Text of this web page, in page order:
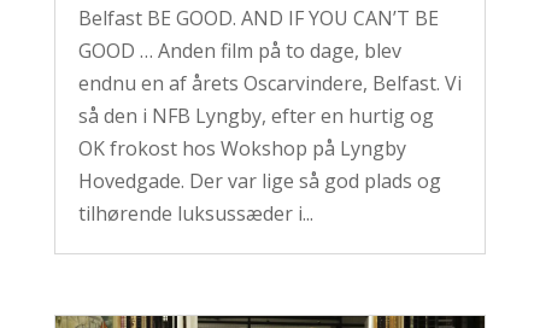
Belfast BE GOOD. AND IF YOU CAN’T BE
GOOD … Anden film på to dage, blev
endnu en af årets Oscarvindere, Belfast. Vi
så den i NFB Lyngby, efter en hurtig og
OK frokost hos Wokshop på Lyngby
Hovedgade. Der var lige så god plads og
tilhørende luksussæder i...